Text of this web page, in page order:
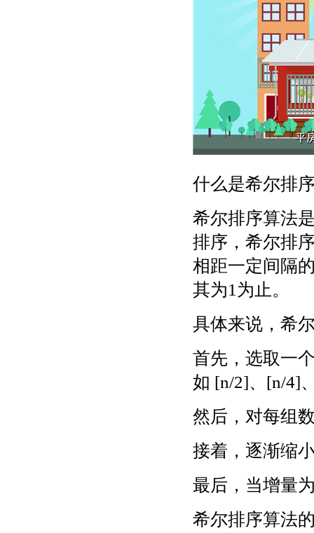
什么是希尔排
希尔排序算法
排序，希尔排
相距一定间隔
其为1为止。
具体来说，希
首先，选取一
如 [n/2]、[n/4]
然后，对每组
接着，逐渐缩
最后，当增量
希尔排序算法